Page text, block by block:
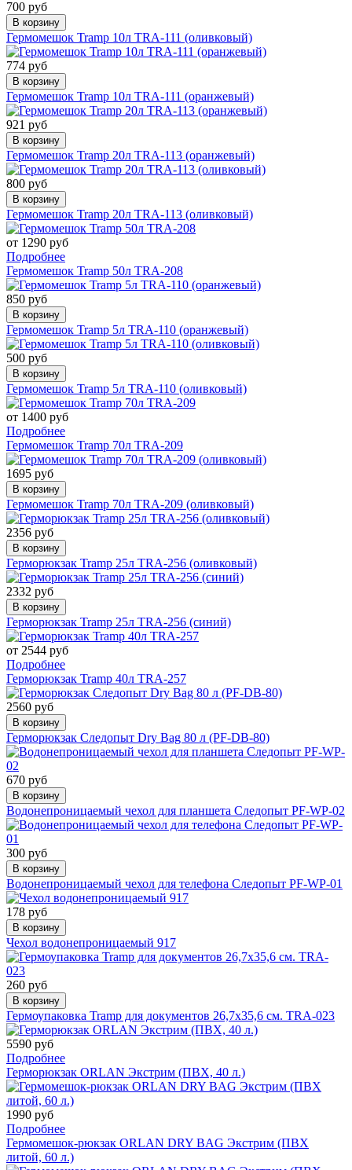
700 руб
В корзину
Гермомешок Tramp 10л TRA-111 (оливковый)
774 руб
В корзину
Гермомешок Tramp 10л TRA-111 (оранжевый)
921 руб
В корзину
Гермомешок Tramp 20л TRA-113 (оранжевый)
800 руб
В корзину
Гермомешок Tramp 20л TRA-113 (оливковый)
от 1290 руб
Подробнее
Гермомешок Tramp 50л TRA-208
850 руб
В корзину
Гермомешок Tramp 5л TRA-110 (оранжевый)
500 руб
В корзину
Гермомешок Tramp 5л TRA-110 (оливковый)
от 1400 руб
Подробнее
Гермомешок Tramp 70л TRA-209
1695 руб
В корзину
Гермомешок Tramp 70л TRA-209 (оливковый)
2356 руб
В корзину
Герморюкзак Tramp 25л TRA-256 (оливковый)
2332 руб
В корзину
Герморюкзак Tramp 25л TRA-256 (синий)
от 2544 руб
Подробнее
Герморюкзак Tramp 40л TRA-257
2560 руб
В корзину
Герморюкзак Следопыт Dry Bag 80 л (PF-DB-80)
670 руб
В корзину
Водонепроницаемый чехол для планшета Следопыт PF-WP-02
300 руб
В корзину
Водонепроницаемый чехол для телефона Следопыт PF-WP-01
178 руб
В корзину
Чехол водонепроницаемый 917
260 руб
В корзину
Гермоупаковка Tramp для документов 26,7х35,6 см. TRA-023
5590 руб
Подробнее
Герморюкзак ORLAN Экстрим (ПВХ, 40 л.)
1990 руб
Подробнее
Гермомешок-рюкзак ORLAN DRY BAG Экстрим (ПВХ
литой, 60 л.)